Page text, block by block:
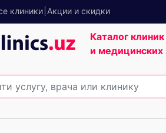
клиники Акции и скидки
Каталог клиник
и медицинских